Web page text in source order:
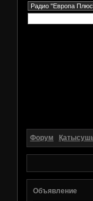
Форум
Объявление